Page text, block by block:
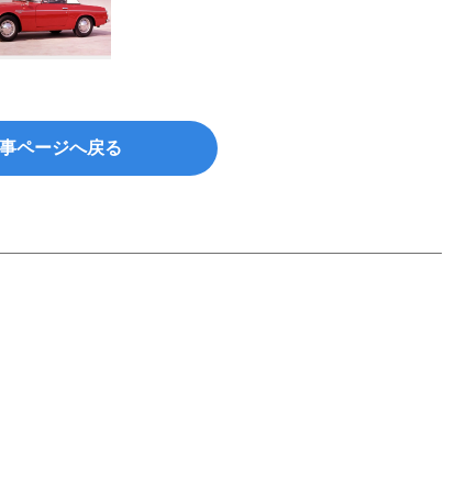
ページへ戻る